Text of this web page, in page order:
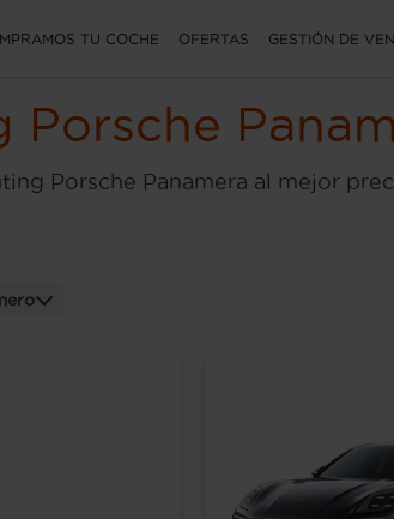
TU COCHE OFERTAS GESTIÓN DE
Porsche
Porsche Panamera al mejor